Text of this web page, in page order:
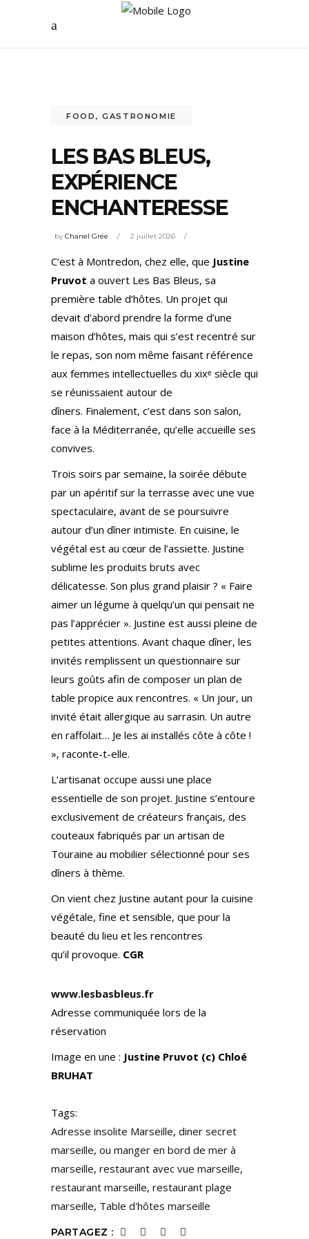
FOOD , GASTRONOMIE
LES BAS BLEUS,
EXPÉRIENCE
ENCHANTERESSE
byChanel Grée 2 juillet 2026
C’est à Montredon, chez elle, que Justine
Pruvot a ouvert Les Bas Bleus, sa
première table d’hôtes. Un projet qui
devait d’abord prendre la forme d’une
maison d’hôtes, mais qui s’est recentré sur
le repas, son nom même faisant référence
aux femmes intellectuelles du xixᵉ siècle qui
se réunissaient autour de
dîners. Finalement, c’est dans son salon,
face à la Méditerranée, qu’elle accueille ses
convives.
Trois soirs par semaine, la soirée débute
par un apéritif sur la terrasse avec une vue
spectaculaire, avant de se poursuivre
autour d’un dîner intimiste. En cuisine, le
végétal est au cœur de l’assiette. Justine
sublime les produits bruts avec
délicatesse. Son plus grand plaisir ? « Faire
aimer un légume à quelqu’un qui pensait ne
pas l’apprécier ». Justine est aussi pleine de
petites attentions. Avant chaque dîner, les
invités remplissent un questionnaire sur
leurs goûts afin de composer un plan de
table propice aux rencontres. « Un jour, un
invité était allergique au sarrasin. Un autre
en raffolait… Je les ai installés côte à côte !
», raconte-t-elle.
L’artisanat occupe aussi une place
essentielle de son projet. Justine s’entoure
exclusivement de créateurs français, des
couteaux fabriqués par un artisan de
Touraine au mobilier sélectionné pour ses
dîners à thème.
On vient chez Justine autant pour la cuisine
végétale, fine et sensible, que pour la
beauté du lieu et les rencontres
qu’il provoque. CGR
www.lesbasbleus.fr
Adresse communiquée lors de la
réservation
Image en une : Justine Pruvot (c) Chloé
BRUHAT
Tags:
Adresse insolite Marseille, diner secret
marseille, ou manger en bord de mer à
marseille, restaurant avec vue marseille,
restaurant marseille, restaurant plage
marseille, Table d'hôtes marseille
PARTAGEZ :